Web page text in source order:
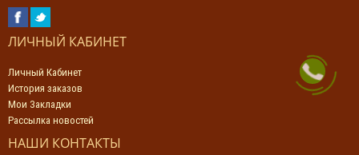
ЛИЧНЫЙ КАБИНЕТ
Личный Кабинет
История заказов
Мои Закладки
Рассылка новостей
НАШИ КОНТАКТЫ